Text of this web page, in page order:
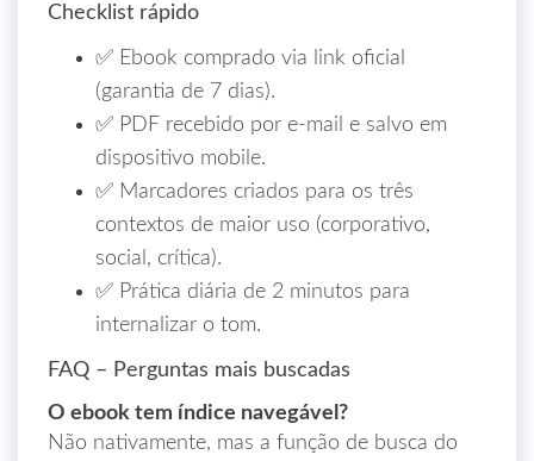
Checklist rápido
✅ Ebook comprado via link oficial
(garantia de 7 dias).
✅ PDF recebido por e‑mail e salvo em
dispositivo mobile.
✅ Marcadores criados para os três
contextos de maior uso (corporativo,
social, crítica).
✅ Prática diária de 2 minutos para
internalizar o tom.
FAQ – Perguntas mais buscadas
O ebook tem índice navegável?
Não nativamente, mas a função de busca do